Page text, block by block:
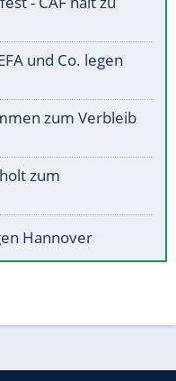
und Co. legen
zum Verbleib
zum
Hannover